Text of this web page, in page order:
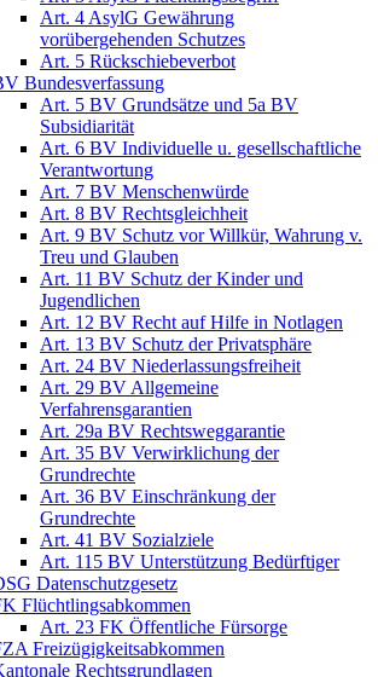
Art. 4 AsylG Gewährung
vorübergehenden Schutzes
Art. 5 Rückschiebeverbot
Bundesverfassung
Art. 5 BV Grundsätze und 5a BV
Subsidiarität
Art. 6 BV Individuelle u. gesellschaftliche
Verantwortung
Art. 7 BV Menschenwürde
Art. 8 BV Rechtsgleichheit
Art. 9 BV Schutz vor Willkür, Wahrung v.
Treu und Glauben
Art. 11 BV Schutz der Kinder und
Jugendlichen
Art. 12 BV Recht auf Hilfe in Notlagen
Art. 13 BV Schutz der Privatsphäre
Art. 24 BV Niederlassungsfreiheit
Art. 29 BV Allgemeine
Verfahrensgarantien
Art. 29a BV Rechtsweggarantie
Art. 35 BV Verwirklichung der
Grundrechte
Art. 36 BV Einschränkung der
Grundrechte
Art. 41 BV Sozialziele
Art. 115 BV Unterstützung Bedürftiger
Datenschutzgesetz
Flüchtlingsabkommen
Art. 23 FK Öffentliche Fürsorge
Freizügigkeitsabkommen
Rechtsgrundlagen